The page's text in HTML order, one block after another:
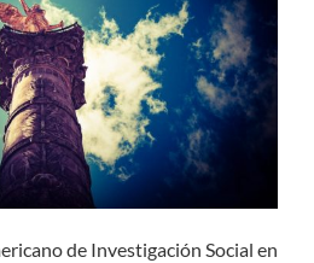
de Investigación Social en